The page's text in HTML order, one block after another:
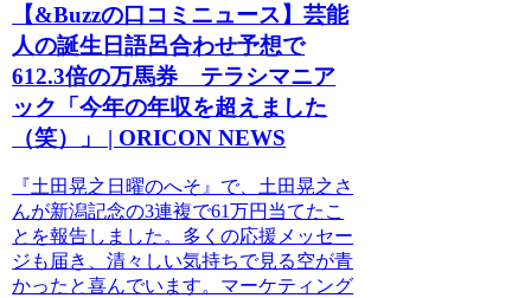
【&Buzzの口コミニュース】芸能
人の誕生日語呂合わせ予想で
612.3倍の万馬券 テラシマニア
ック「今年の年収を超えました
（笑）」 | ORICON NEWS
『土田晃之日曜のへそ』で、土田晃之さ
んが新潟記念の3連複で61万円当てたこ
とを報告しました。多くの応援メッセー
ジも届き、清々しい気持ちで見る空が青
かったと喜んでいます。マーケティング